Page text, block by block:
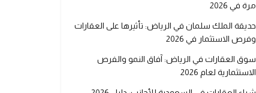
مرة في 2026
حديقة الملك سلمان في الرياض: تأثيرها على العقارات
وفرص الاستثمار في 2026
سوق العقارات في الرياض: آفاق النمو والفرص
الاستثمارية لعام 2026